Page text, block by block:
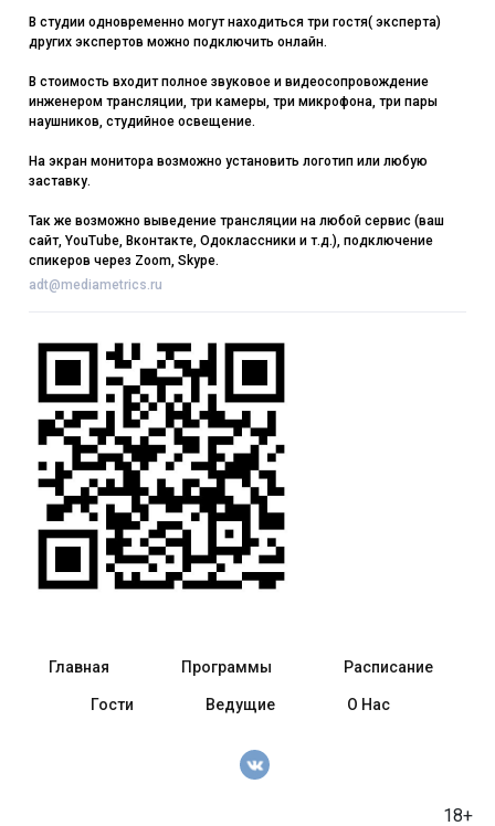
В студии одновременно могут находиться три гостя( эксперта)
других экспертов можно подключить онлайн.
В стоимость входит полное звуковое и видеосопровождение
инженером трансляции, три камеры, три микрофона, три пары
наушников, студийное освещение.
На экран монитора возможно установить логотип или любую
заставку.
Так же возможно выведение трансляции на любой сервис (ваш
сайт, YouTube, Вконтакте, Одоклассники и т.д.), подключение
спикеров через Zoom, Skype.
adt@mediametrics.ru
18+
Главная Программы Расписание
Гости Ведущие О Нас